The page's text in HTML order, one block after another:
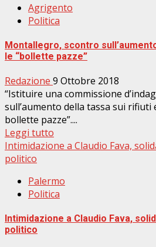
Agrigento
Politica
Montallegro, scontro
le “bollette pazze”
Redazione 9 Ottobre 2018
“Istituire una commissione
sull’aumento della tassa sui rifiuti
bollette pazze”....
Leggi tutto
Intimidazione a Claudio Fava,
politico
Palermo
Politica
Intimidazione a Claudio Fava,
politico